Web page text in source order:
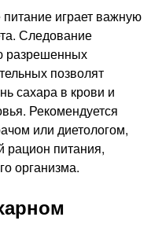
играет важную
Следование
разрешенных
позволят
сахара в крови и
Рекомендуется
или диетологом,
рацион питания,
организма.